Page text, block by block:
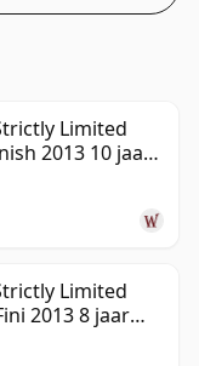
Limited
2013 10 jaar
Limited
2013 8 jaar